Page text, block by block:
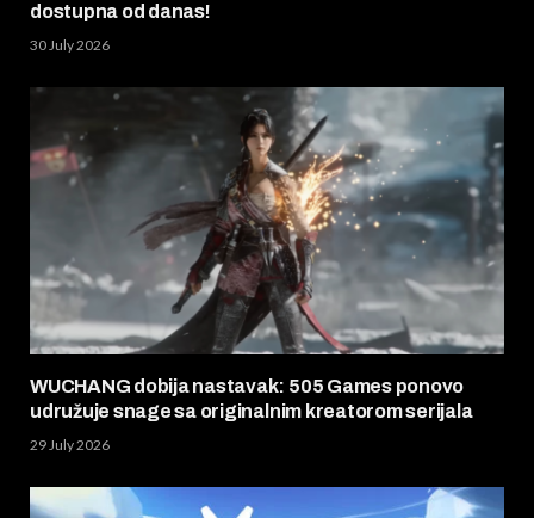
dostupna od danas!
30 July 2026
WUCHANG dobija nastavak: 505 Games ponovo
udružuje snage sa originalnim kreatorom serijala
29 July 2026